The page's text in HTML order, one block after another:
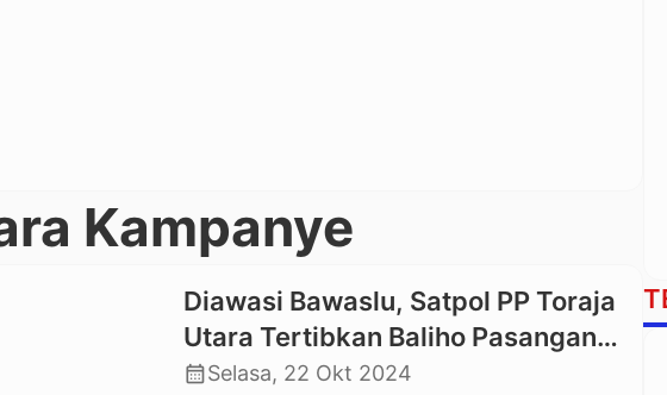
Kampanye
Diawasi Bawaslu, Satpol PP Toraja
Utara Tertibkan Baliho Pasangan
Calon yang Melanggar Aturan
calendar_monthSelasa, 22 Okt 2024